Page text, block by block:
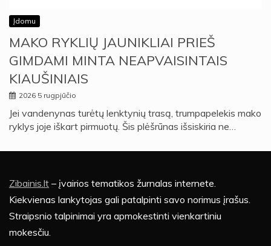
Įdomu
MAKO RYKLIŲ JAUNIKLIAI PRIEŠ
GIMDAMI MINTA NEAPVAISINTAIS
KIAUŠINIAIS
2026 5 rugpjūčio
Jei vandenynas turėtų lenktynių trasą, trumpapelekis mako
ryklys joje iškart pirmuotų. Šis plėšrūnas išsiskiria ne…
Zibainis.lt – įvairios tematikos žurnalas internete.
Kiekvienas lankytojas gali patalpinti savo norimus įrašus.
Straipsnio talpinimai yra apmokestinti vienkartiniu
mokesčiu.